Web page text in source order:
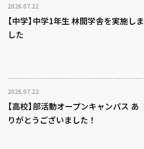
2026.07.22
【中学】中学1年生 林間学舎を実施しま
した
2026.07.22
【高校】部活動オープンキャンパス あ
りがとうございました！